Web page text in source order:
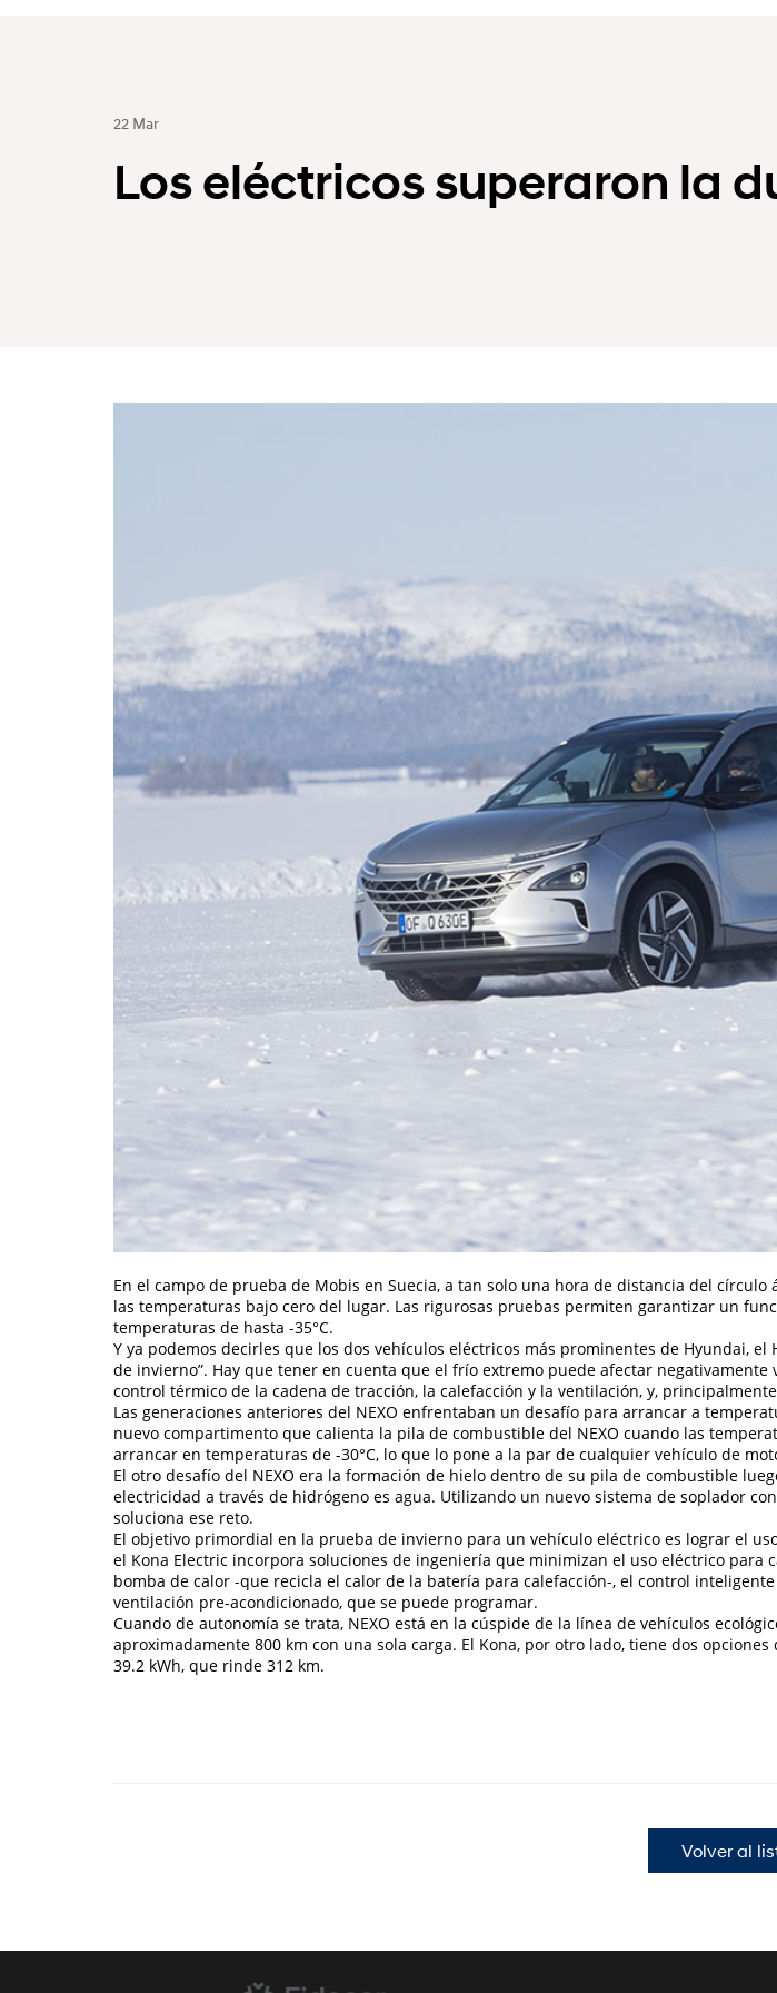
22 Mar
Los eléctricos superaron la
En el campo de prueba de Mobis en Suecia, a tan solo una hora de distancia del
las temperaturas bajo cero del lugar. Las rigurosas pruebas permiten garantizar un
temperaturas de hasta -35°C.
Y ya podemos decirles que los dos vehículos eléctricos más prominentes de Hyundai,
de invierno”. Hay que tener en cuenta que el frío extremo puede afectar
control térmico de la cadena de tracción, la calefacción y la ventilación, y,
Las generaciones anteriores del NEXO enfrentaban un desafío para arrancar a
nuevo compartimento que calienta la pila de combustible del NEXO cuando las
arrancar en temperaturas de -30°C, lo que lo pone a la par de cualquier vehículo de
El otro desafío del NEXO era la formación de hielo dentro de su pila de combustible
electricidad a través de hidrógeno es agua. Utilizando un nuevo sistema de soplador
soluciona ese reto.
El objetivo primordial en la prueba de invierno para un vehículo eléctrico es lograr el
el Kona Electric incorpora soluciones de ingeniería que minimizan el uso eléctrico para
bomba de calor -que recicla el calor de la batería para calefacción-, el control
ventilación pre-acondicionado, que se puede programar.
Cuando de autonomía se trata, NEXO está en la cúspide de la línea de vehículos
aproximadamente 800 km con una sola carga. El Kona, por otro lado, tiene dos
39.2 kWh, que rinde 312 km.
Volver al